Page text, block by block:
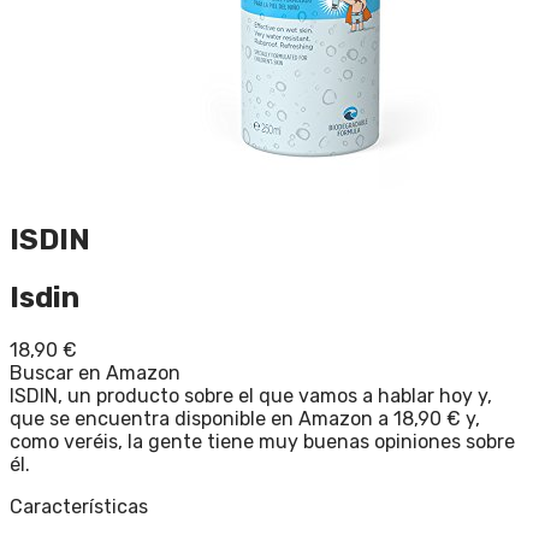
ISDIN
Isdin
18,90 €
Buscar en Amazon
ISDIN, un producto sobre el que vamos a hablar hoy y,
que se encuentra disponible en Amazon a 18,90 € y,
como veréis, la gente tiene muy buenas opiniones sobre
él.
Características